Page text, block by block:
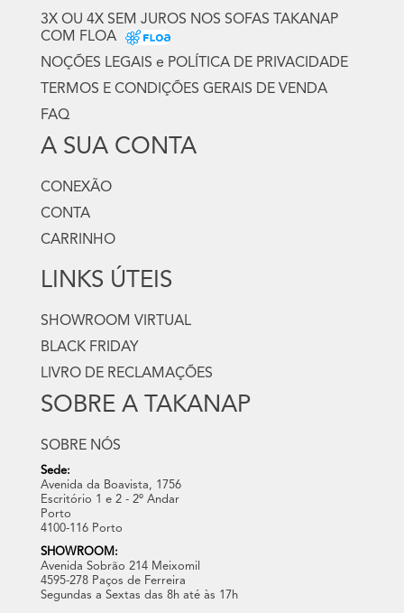
3X OU 4X SEM JUROS NOS SOFAS TAKANAP
COM FLOA
NOÇÕES LEGAIS e POLÍTICA DE PRIVACIDADE
TERMOS E CONDIÇÕES GERAIS DE VENDA
FAQ
A SUA CONTA
CONEXÃO
CONTA
CARRINHO
LINKS ÚTEIS
SHOWROOM VIRTUAL
BLACK FRIDAY
LIVRO DE RECLAMAÇÕES
SOBRE A TAKANAP
SOBRE NÓS
Sede:
Avenida da Boavista, 1756
Escritório 1 e 2 - 2º Andar
Porto
4100-116 Porto
SHOWROOM:
Avenida Sobrão 214 Meixomil
4595-278 Paços de Ferreira
Segundas a Sextas das 8h até às 17h